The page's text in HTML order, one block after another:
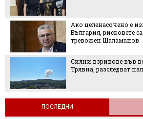
Ако целенасочено е
България, рисковете
тревожен Шаламанов
Силни взривове във
Трявна, разследват
ПОСЛЕДНИ